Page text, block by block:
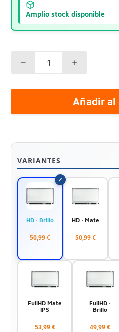
Amplio stock disponible
Añadir
VARIANTES
HD · Brillo
50,99 €
HD · Mate
50,99 €
FullHD Mate
IPS
53,99 €
FullHD ·
Brillo
49,99 €